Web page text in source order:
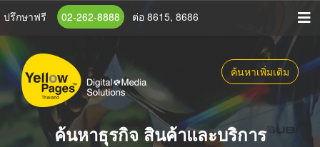
ข้าม
ยัง
เนื้อหา
หลัก
ปรึกษาฟรี 02-262-8888 ต่อ 8615, 8686
ค้นหาเพิ่มเติม
ค้นหาธุรกิจ สินค้าและบริการ